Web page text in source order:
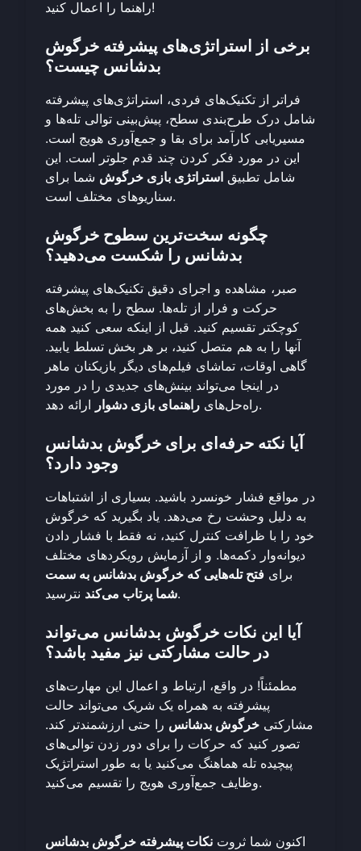
راهنما را اعمال کنید!
برخی از استراتژی‌های پیشرفته خرگوش
بدشانس چیست؟
فراتر از تکنیک‌های فردی، استراتژی‌های پیشرفته
شامل درک طرح‌بندی سطح، پیش‌بینی توالی تله‌ها و
مسیر‌یابی کارآمد برای بقا و جمع‌آوری هویج است.
این در مورد فکر کردن چند قدم جلوتر است. این
شامل تطبیق استراتژی بازی خرگوش شما برای
سناریوهای مختلف است.
چگونه سخت‌ترین سطوح خرگوش
بدشانس را شکست می‌دهید؟
صبر، مشاهده و اجرای دقیق تکنیک‌های پیشرفته
حرکت و فرار از تله‌ها. سطح را به بخش‌های
کوچکتر تقسیم کنید. قبل از اینکه سعی کنید همه
آنها را به هم متصل کنید، بر هر بخش تسلط یابید.
گاهی اوقات، تماشای فیلم‌های دیگر بازیکنان ماهر
در اینجا می‌تواند بینش‌های جدیدی را در مورد
راه‌حل‌های راهنمای بازی دشوار ارائه دهد.
آیا نکته حرفه‌ای برای خرگوش بدشانس
وجود دارد؟
در مواقع فشار خونسرد باشید. بسیاری از اشتباهات
به دلیل وحشت رخ می‌دهد. یاد بگیرید که خرگوش
خود را با ظرافت کنترل کنید، نه فقط با فشار دادن
دیوانه‌وار دکمه‌ها. و از آزمایش رویکردهای مختلف
برای فتح تله‌هایی که خرگوش بدشانس به سمت
شما پرتاب می‌کندنترسید.
آیا این نکات خرگوش بدشانس می‌تواند
در حالت مشارکتی نیز مفید باشد؟
مطمئناً! در واقع، ارتباط و اعمال این مهارت‌های
پیشرفته به همراه یک شریک می‌تواند حالت
مشارکتی خرگوش بدشانس را حتی ارزشمندتر کند.
تصور کنید که حرکات را برای دور زدن توالی‌های
پیچیده تله هماهنگ می‌کنید یا به طور استراتژیک
وظایف جمع‌آوری هویج را تقسیم می‌کنید.
اکنون شما ثروت نکات پیشرفته خرگوش بدشانس